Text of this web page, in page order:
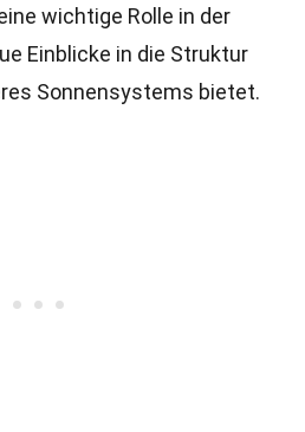
wichtige Rolle in der
Einblicke in die Struktur
Sonnensystems bietet.